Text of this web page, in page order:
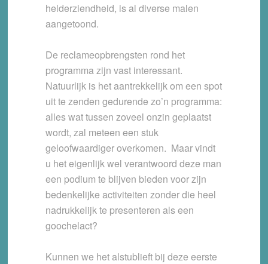
helderziendheid, is al diverse malen
aangetoond.
De reclameopbrengsten rond het
programma zijn vast interessant.
Natuurlijk is het aantrekkelijk om een spot
uit te zenden gedurende zo’n programma:
alles wat tussen zoveel onzin geplaatst
wordt, zal meteen een stuk
geloofwaardiger overkomen. Maar vindt
u het eigenlijk wel verantwoord deze man
een podium te blijven bieden voor zijn
bedenkelijke activiteiten zonder die heel
nadrukkelijk te presenteren als een
goochelact?
Kunnen we het alstublieft bij deze eerste